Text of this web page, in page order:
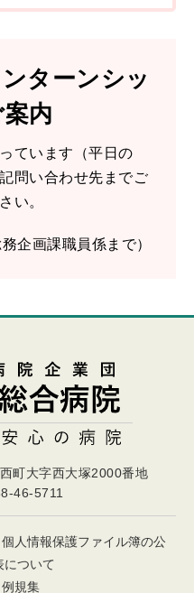
ターンシッ
内
ています（平日の
問い合わせ先までご
い。
企画課職員係まで）
町大字西大塚2000番地
46-5711
個人情報保護ファイル簿の公
について
例規集